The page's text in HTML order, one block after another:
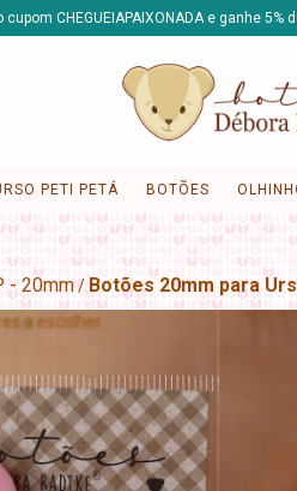
cupom CHEGUEIAPAIXONADA e ganhe
PETI PETÁ BOTÕES
- 20mm/ Botões 20mm para